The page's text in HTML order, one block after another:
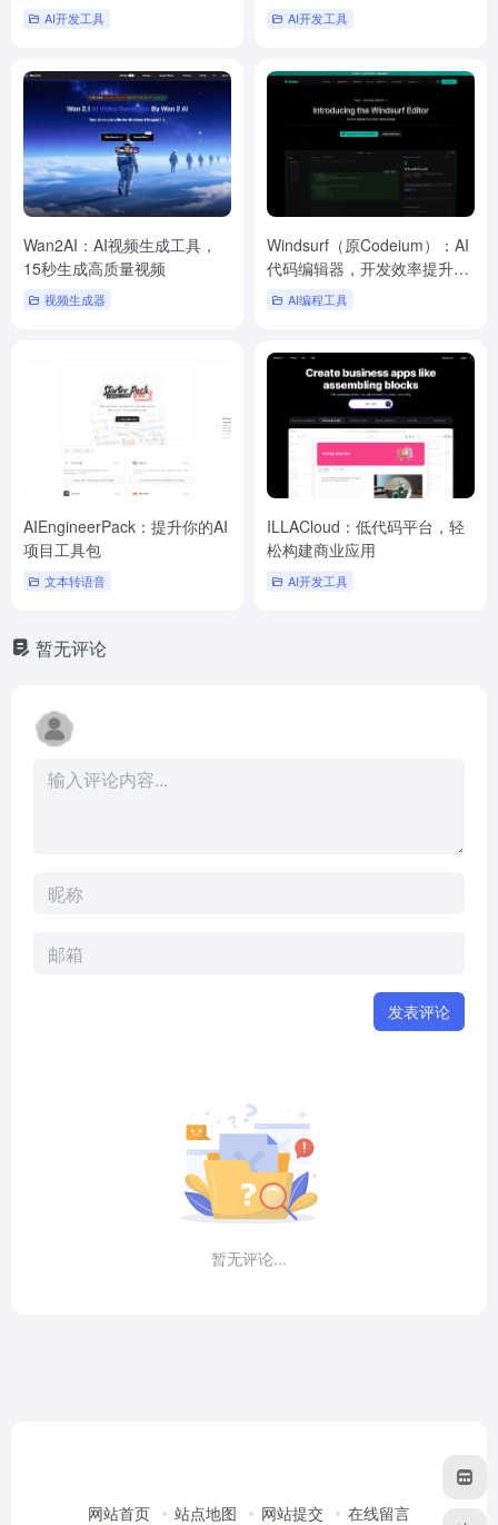
AI开发工具 AI开发工具
Wan2AI：AI视频生成工具，
15秒生成高质量视频
视频生成器
Windsurf（原Codeium）：AI
代码编辑器，开发效率提升
25%AI编程工具
AIEngineerPack：提升你的AI
项目工具包
文本转语音
ILLACloud：低代码平台，轻
松构建商业应用
AI开发工具
暂无评论
发表评论
暂无评论...
网站首页 站点地图 网站提交 在线留言